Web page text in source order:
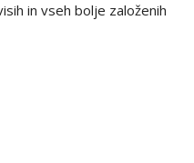
in vseh bolje založenih